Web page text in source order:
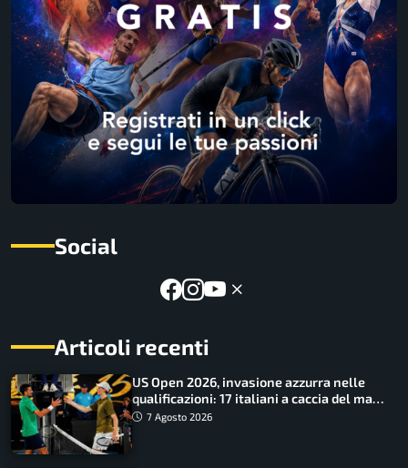
Social
Articoli recenti
US Open 2026, invasione azzurra nelle
qualificazioni: 17 italiani a caccia del main
draw7 Agosto 2026